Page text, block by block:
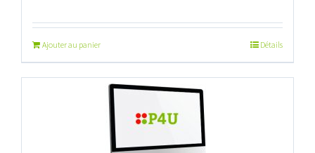
Ajouter au panier Détails